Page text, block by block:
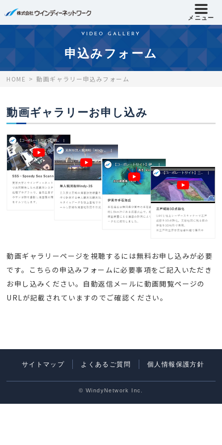
メニュー
VIDEO GALLERY
申込みフォーム
HOME 動画ギャラリー申込みフォーム
動画ギャラリーお申し込み
動画ギャラリーページを視聴するには無料お申し込みが必要
です。こちらの申込みフォームに必要事項をご記入いただき
お申し込みください。自動返信メールに動画閲覧ページの
URLが記載されていますのでご確認ください。
サイトマップ よくあるご質問 個人情報保護方針
© WindyNetwork Inc.